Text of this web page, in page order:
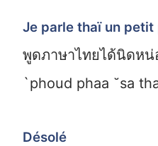
Je parle thaï un petit
พูดภาษาไทยได้นิดหน่
`phoud phaa ˘sa
Désolé